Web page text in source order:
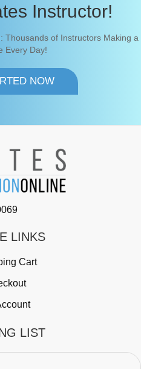
Instructor!
Thousands of Instructors Making a
Every Day!
NOW
LINKS
Cart
LIST